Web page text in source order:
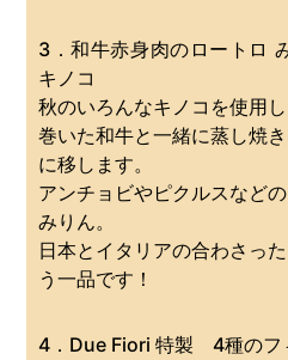
3．和牛赤身肉のロートロ
キノコ
秋のいろんなキノコを使用し
巻いた和牛と一緒に蒸し焼
に移します。
アンチョビやピクルスなど
みりん。
日本とイタリアの合わさっ
う一品です！
4．Due Fiori 特製 4種のフ